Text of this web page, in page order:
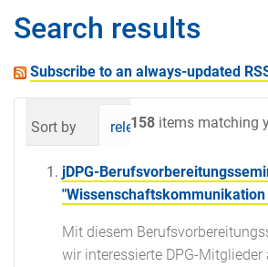
Search results
Subscribe to an always-updated
158 items matching
Sort by relevance date
jDPG-
Mit diesem
wir interessierte DPG-Mitglieder